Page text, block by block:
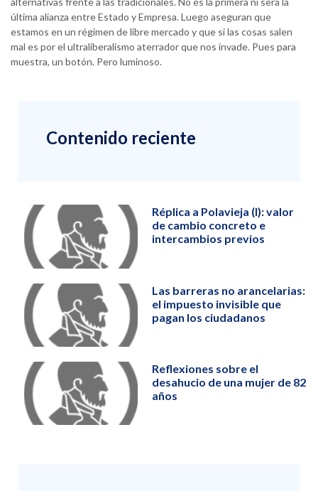
última alianza entre Estado y Empresa. Luego aseguran que
estamos en un régimen de libre mercado y que si las cosas salen
mal es por el ultraliberalismo aterrador que nos invade. Pues para
muestra, un botón. Pero luminoso.
Contenido reciente
Réplica a Polavieja (I): valor
de cambio concreto e
intercambios previos
Las barreras no arancelarias:
el impuesto invisible que
pagan los ciudadanos
Reflexiones sobre el
desahucio de una mujer de 82
años